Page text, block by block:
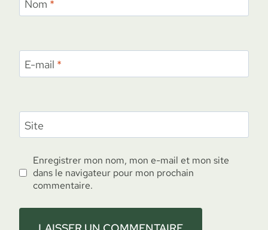
Nom *
E-mail *
Site
Enregistrer mon nom, mon e-mail et mon site
dans le navigateur pour mon prochain
commentaire.